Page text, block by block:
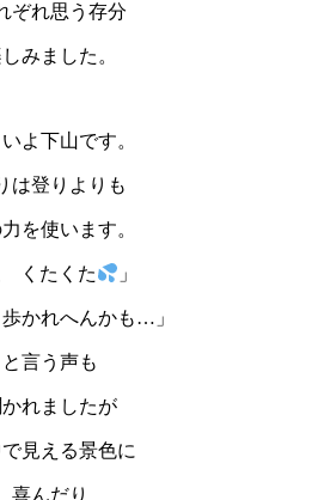
ぞれ思う存分
みました。
よ下山です。
は登りよりも
を使います。
くたくた 」
かれへんかも…」
と言う声も
かれましたが
見える景色に
喜んだり